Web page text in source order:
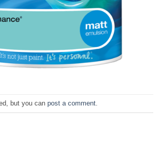
but you can post a comment